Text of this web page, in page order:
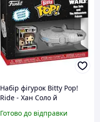
Набір фігурок Bitty Pop!
Ride - Хан Соло й
Готово до відправки